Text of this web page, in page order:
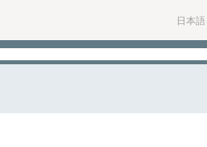
日本語